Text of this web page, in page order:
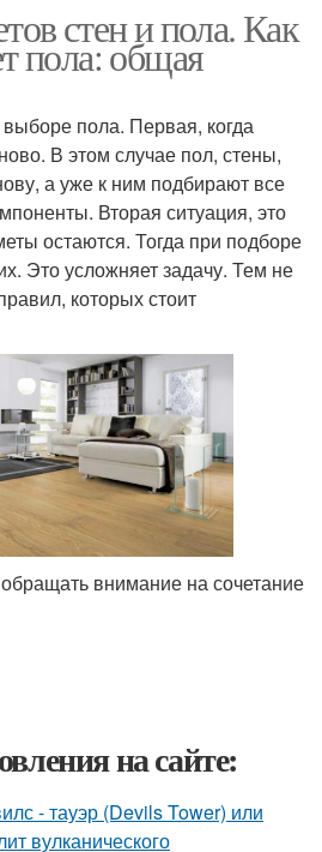
стен и пола. Как
пола: общая
пола. Первая, когда
В этом случае пол, стены,
а уже к ним подбирают все
Вторая ситуация, это
остаются. Тогда при подборе
Это усложняет задачу. Тем не
которых стоит
внимание на сочетание
на сайте:
- тауэр (Devils Tower) или
вулканического